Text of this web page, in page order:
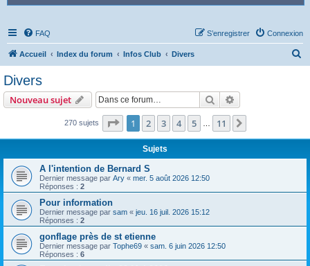
FAQ Connexion
S’enregistrer
Accueil Index du forum Infos Club Divers
Divers
Nouveau sujet Rechercher
270 sujets Page 1sur11
1 2 3 4 5 11
Sujets
A l'intention de Bernard S
Dernier message par Ary « mer. 5 août 2026 12:50
Réponses : 2
Pour information
Dernier message par sam « jeu. 16 juil. 2026 15:12
Réponses : 2
gonflage près de st etienne
Dernier message par Tophe69 « sam. 6 juin 2026 12:50
Réponses : 6